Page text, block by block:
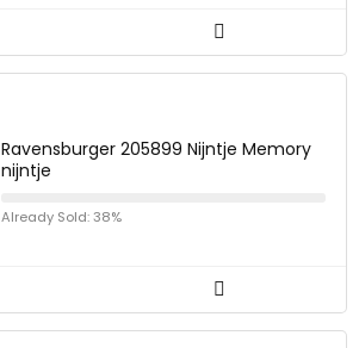
Ravensburger 205899 Nijntje Memory
nijntje
Already Sold: 38%